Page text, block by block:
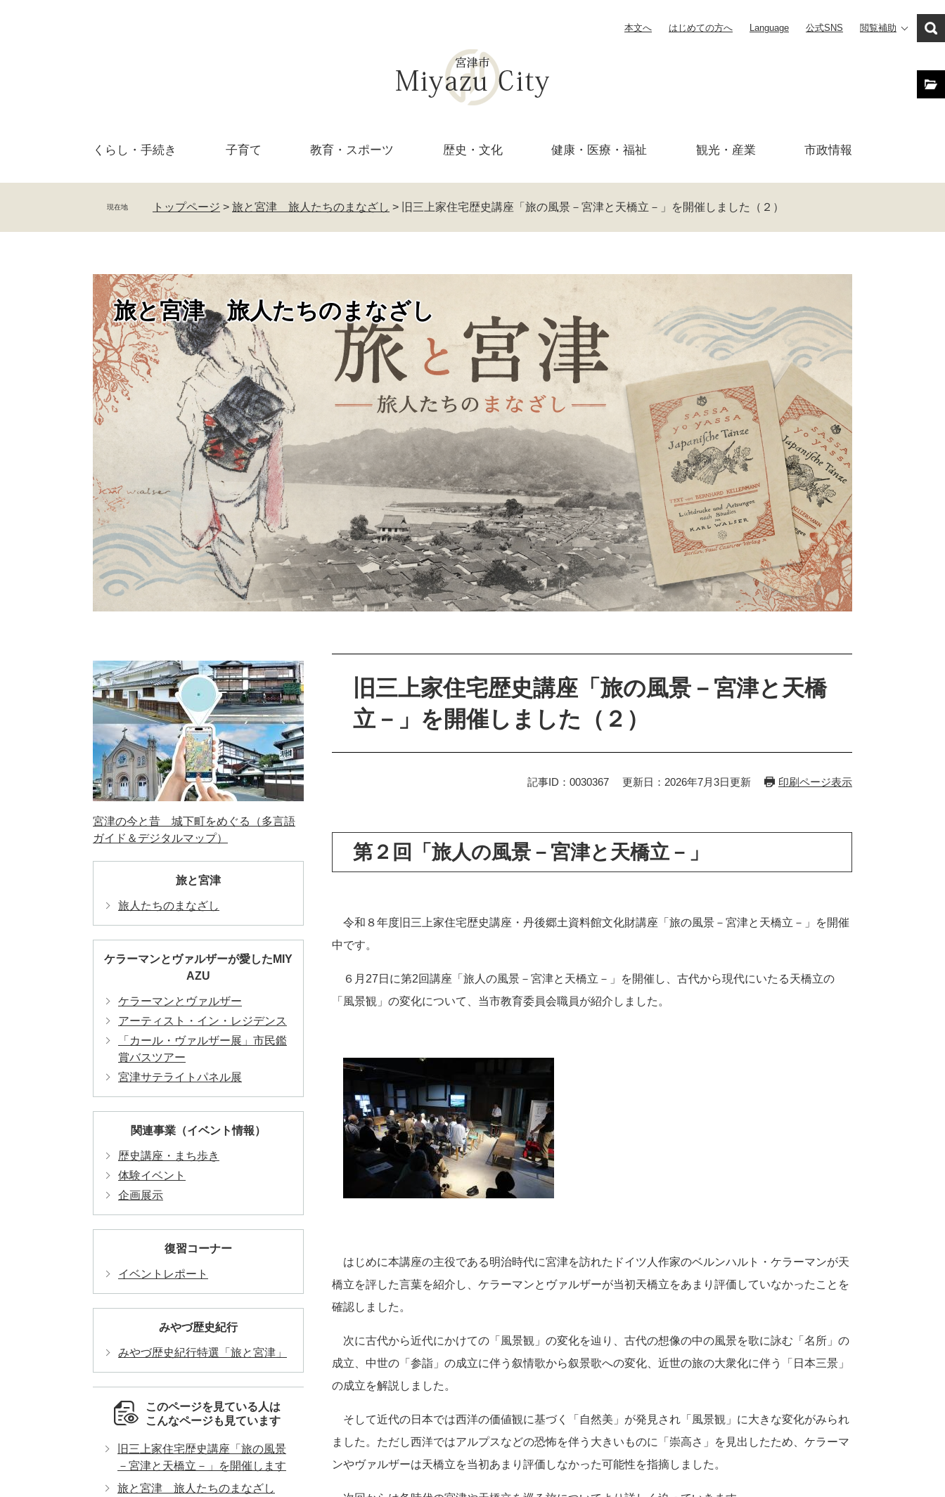
本文へ はじめての方へ Language 公式SNS 閲覧補助
くらし・ 手続き 子育て 教育・ スポーツ 歴史・文化 健康・医療・ 福祉 観光・産業 市政情報
現在地 トップページ > 旅と宮津 旅人たちのまなざし > 旧三上家住宅歴史講座「旅の風景－宮津と天橋立－」を開催しました（２）
旅と宮津 旅人たちのまなざし
旧三上家住宅歴史講座「旅の風景－宮津と天橋
立－」を開催しました（２）
記事ID：0030367 更新日：2026年7月3日更新 印刷ページ表示
第２回「旅人の風景－宮津と天橋立－」
令和８年度旧三上家住宅歴史講座・丹後郷土資料館文化財講座「旅の風景－宮津と天橋立－」を開催
中です。
６月27日に第2回講座「旅人の風景－宮津と天橋立－」を開催し、古代から現代にいたる天橋立の
「風景観」の変化について、当市教育委員会職員が紹介しました。
はじめに本講座の主役である明治時代に宮津を訪れたドイツ人作家のベルンハルト・ケラーマンが天
橋立を評した言葉を紹介し、ケラーマンとヴァルザーが当初天橋立をあまり評価していなかったことを
確認しました。
次に古代から近代にかけての「風景観」の変化を辿り、古代の想像の中の風景を歌に詠む「名所」の
成立、中世の「参詣」の成立に伴う叙情歌から叙景歌への変化、近世の旅の大衆化に伴う「日本三景」
の成立を解説しました。
そして近代の日本では西洋の価値観に基づく「自然美」が発見され「風景観」に大きな変化がみられ
ました。ただし西洋ではアルプスなどの恐怖を伴う大きいものに「崇高さ」を見出したため、ケラーマ
ンやヴァルザーは天橋立を当初あまり評価しなかった可能性を指摘しました。
宮津の今と昔 城下町をめぐる（多言語
ガイド＆デジタルマップ）
旅と宮津
旅人たちのまなざし
ケラーマンとヴァルザーが愛したMIY
AZU
ケラーマンとヴァルザー
アーティスト・イン・レジデンス
「カール・ヴァルザー展」市民鑑
賞バスツアー
宮津サテライトパネル展
関連事業（イベント情報）
歴史講座・まち歩き
体験イベント
企画展示
復習コーナー
イベントレポート
みやづ歴史紀行
みやづ歴史紀行特選「旅と宮津」
このページを見ている人は
こんなページも見ています
旧三上家住宅歴史講座「旅の風景
－宮津と天橋立－」を開催します
旅と宮津 旅人たちのまなざし